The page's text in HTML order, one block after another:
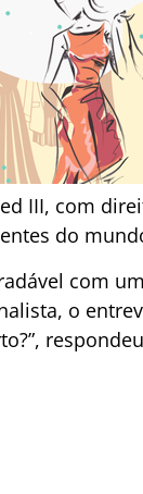
III, com
do
com
o